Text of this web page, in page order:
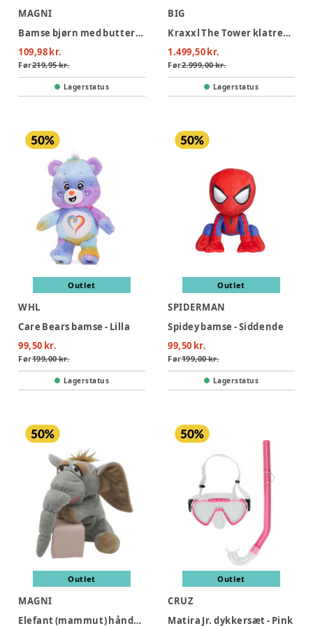
MAGNI
Bamse bjørn med butterfly, 25 cm
109,98 kr.
Før219,95 kr.
Lagerstatus
BIG
Kraxxl The Tower klatretårn
1.499,50 kr.
Før2.999,00 kr.
Lagerstatus
Outlet
WHL
Care Bears bamse - Lilla
99,50 kr.
Før199,00 kr.
Lagerstatus
Outlet
SPIDERMAN
Spidey bamse - Siddende
99,50 kr.
Før199,00 kr.
Lagerstatus
Outlet
MAGNI
Elefant (mammut) hånddukke 25 cm.
Outlet
CRUZ
Matira Jr. dykkersæt - Pink